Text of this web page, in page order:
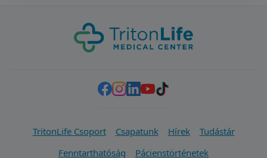
TritonLife Csoport Csapatunk Hírek
Tudástár
Fenntarthatóság
Pácienstörténetek